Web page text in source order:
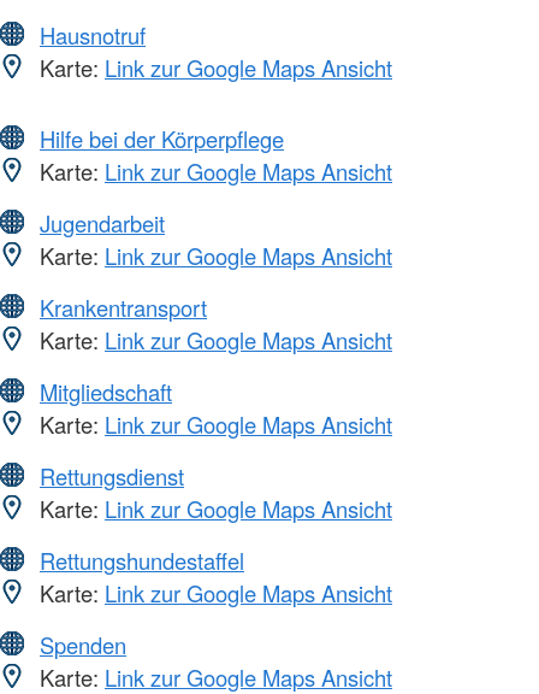
Hausnotruf
Karte: Link zur Google Maps Ansicht
Hilfe bei der Körperpflege
Karte: Link zur Google Maps Ansicht
Jugendarbeit
Karte: Link zur Google Maps Ansicht
Krankentransport
Karte: Link zur Google Maps Ansicht
Mitgliedschaft
Karte: Link zur Google Maps Ansicht
Rettungsdienst
Karte: Link zur Google Maps Ansicht
Rettungshundestaffel
Karte: Link zur Google Maps Ansicht
Spenden
Karte: Link zur Google Maps Ansicht